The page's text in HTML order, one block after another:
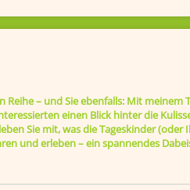
– und Sie ebenfalls: Mit meinem
einen Blick hinter die
Sie mit, was die Tageskinder (oder
und erleben – ein spannendes